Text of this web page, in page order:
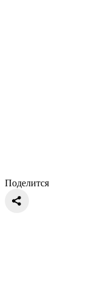
Поделится